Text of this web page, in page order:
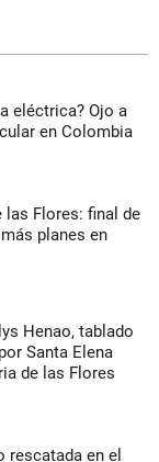
eléctrica? Ojo a
en Colombia
las Flores: final de
planes en
Henao, tablado
Santa Elena
de las Flores
rescatada en el